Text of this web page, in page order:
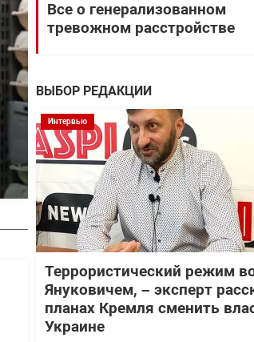
Все о генерализованном
тревожном расстройстве
ВЫБОР РЕДАКЦИИ
Интервью
Террористический режим
Януковичем, – эксперт
планах Кремля сменить
Украине